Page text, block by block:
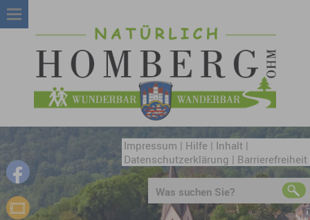
Impressum | Hilfe | Inhalt|
Datenschutzerklärung | Barrierefreiheit
Was suchen Sie?